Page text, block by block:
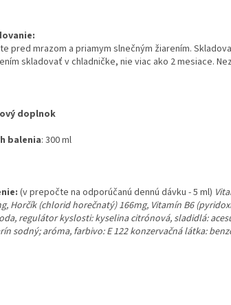
pred mrazom a priamym slnečným žiarením.
skladovať v chladničke, nie viac ako 2 mesiace.
doplnok
balenia: 300 ml
(v prepočte na odporúčanú dennú dávku - 5 ml)
Horčík (chlorid horečnatý) 166mg, Vitamín B6
regulátor kyslosti: kyselina citrónová, sladidlá:
sodný; aróma, farbivo: E 122 konzervačná látka: